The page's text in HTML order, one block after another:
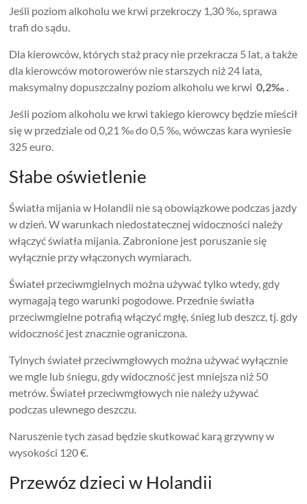
Jeśli poziom alkoholu we krwi przekroczy 1,30 ‰, sprawa
trafi do sądu.
Dla kierowców, których staż pracy nie przekracza 5 lat, a także
dla kierowców motorowerów nie starszych niż 24 lata,
maksymalny dopuszczalny poziom alkoholu we krwi0,2‰ .
Jeśli poziom alkoholu we krwi takiego kierowcy będzie mieścił
się w przedziale od 0,21 ‰ do 0,5 ‰, wówczas kara wyniesie
325 euro.
Słabe oświetlenie
Światła mijania w Holandii nie są obowiązkowe podczas jazdy
w dzień. W warunkach niedostatecznej widoczności należy
włączyć światła mijania. Zabronione jest poruszanie się
wyłącznie przy włączonych wymiarach.
Świateł przeciwmgielnych można używać tylko wtedy, gdy
wymagają tego warunki pogodowe. Przednie światła
przeciwmgielne potrafią włączyć mgłę, śnieg lub deszcz, tj. gdy
widoczność jest znacznie ograniczona.
Tylnych świateł przeciwmgłowych można używać wyłącznie
we mgle lub śniegu, gdy widoczność jest mniejsza niż 50
metrów. Świateł przeciwmgłowych nie należy używać
podczas ulewnego deszczu.
Naruszenie tych zasad będzie skutkować karą grzywny w
wysokości 120 €.
Przewóz dzieci w Holandii